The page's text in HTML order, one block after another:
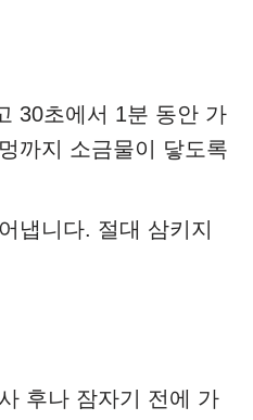
30초에서 1분 동안 가
까지 소금물이 닿도록
냅니다. 절대 삼키지
후나 잠자기 전에 가